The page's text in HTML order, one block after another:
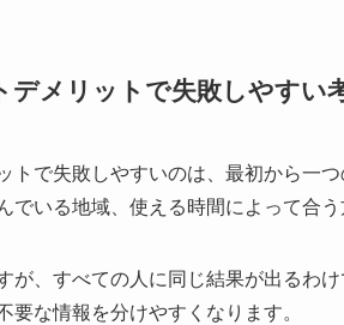
デメリットで失敗しやすい
トで失敗しやすいのは、最初から一
でいる地域、使える時間によって合う
が、すべての人に同じ結果が出るわけ
要な情報を分けやすくなります。